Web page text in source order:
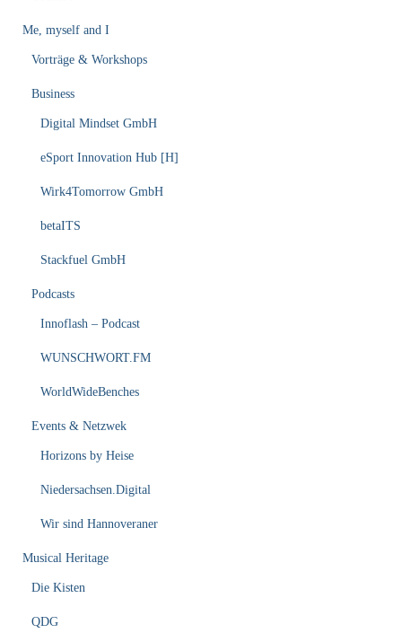
Me, myself and I
Vorträge & Workshops
Business
Digital Mindset GmbH
eSport Innovation Hub [H]
Wirk4Tomorrow GmbH
betaITS
Stackfuel GmbH
Podcasts
Innoflash – Podcast
WUNSCHWORT.FM
WorldWideBenches
Events & Netzwek
Horizons by Heise
Niedersachsen.Digital
Wir sind Hannoveraner
Musical Heritage
Die Kisten
QDG